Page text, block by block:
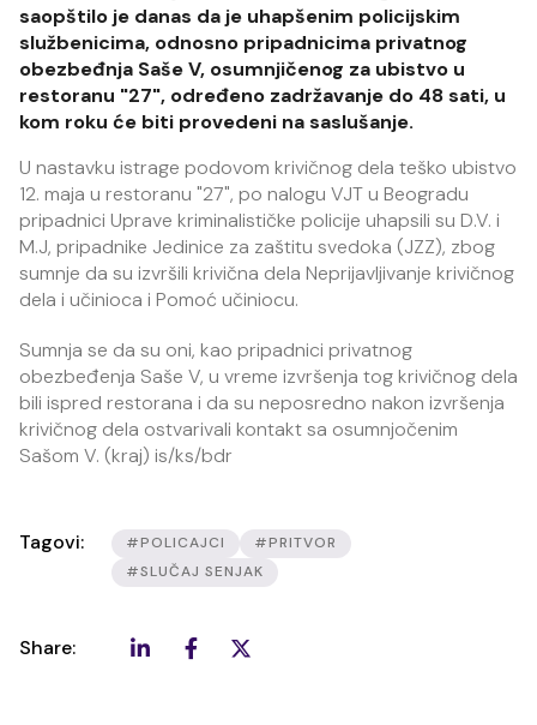
saopštilo je danas da je uhapšenim policijskim
službenicima, odnosno pripadnicima privatnog
obezbeđnja Saše V, osumnjičenog za ubistvo u
restoranu "27", određeno zadržavanje do 48 sati, u
kom roku će biti provedeni na saslušanje.
U nastavku istrage podovom krivičnog dela teško ubistvo
12. maja u restoranu "27", po nalogu VJT u Beogradu
pripadnici Uprave kriminalističke policije uhapsili su D.V. i
M.J, pripadnike Jedinice za zaštitu svedoka (JZZ), zbog
sumnje da su izvršili krivična dela Neprijavljivanje krivičnog
dela i učinioca i Pomoć učiniocu.
Sumnja se da su oni, kao pripadnici privatnog
obezbeđenja Saše V, u vreme izvršenja tog krivičnog dela
bili ispred restorana i da su neposredno nakon izvršenja
krivičnog dela ostvarivali kontakt sa osumnjočenim
Sašom V. (kraj) is/ks/bdr
Tagovi: #POLICAJCI
#PRITVOR
#SLUČAJ SENJAK
Share: